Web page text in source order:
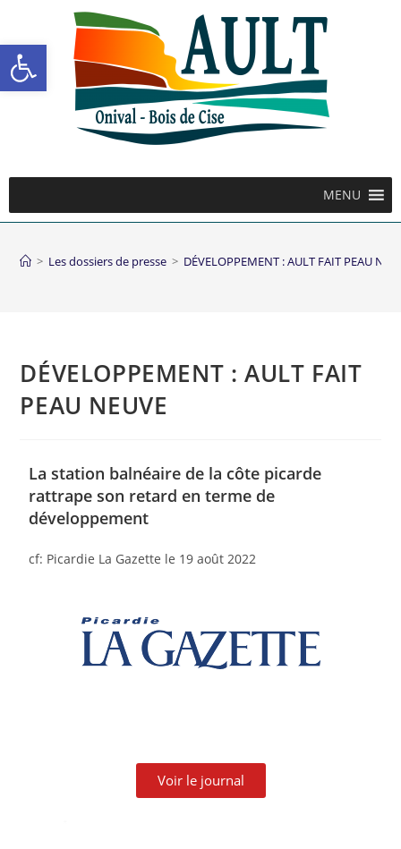
Ouvrir la barre d’outils
MENU
> Les dossiers de presse > DÉVELOPPEMENT : AULT FAIT PEAU
DÉVELOPPEMENT : AULT FAIT
PEAU NEUVE
La station balnéaire de la côte picarde
rattrape son retard en terme de
développement
cf: Picardie La Gazette le 19 août 2022
Voir le journal